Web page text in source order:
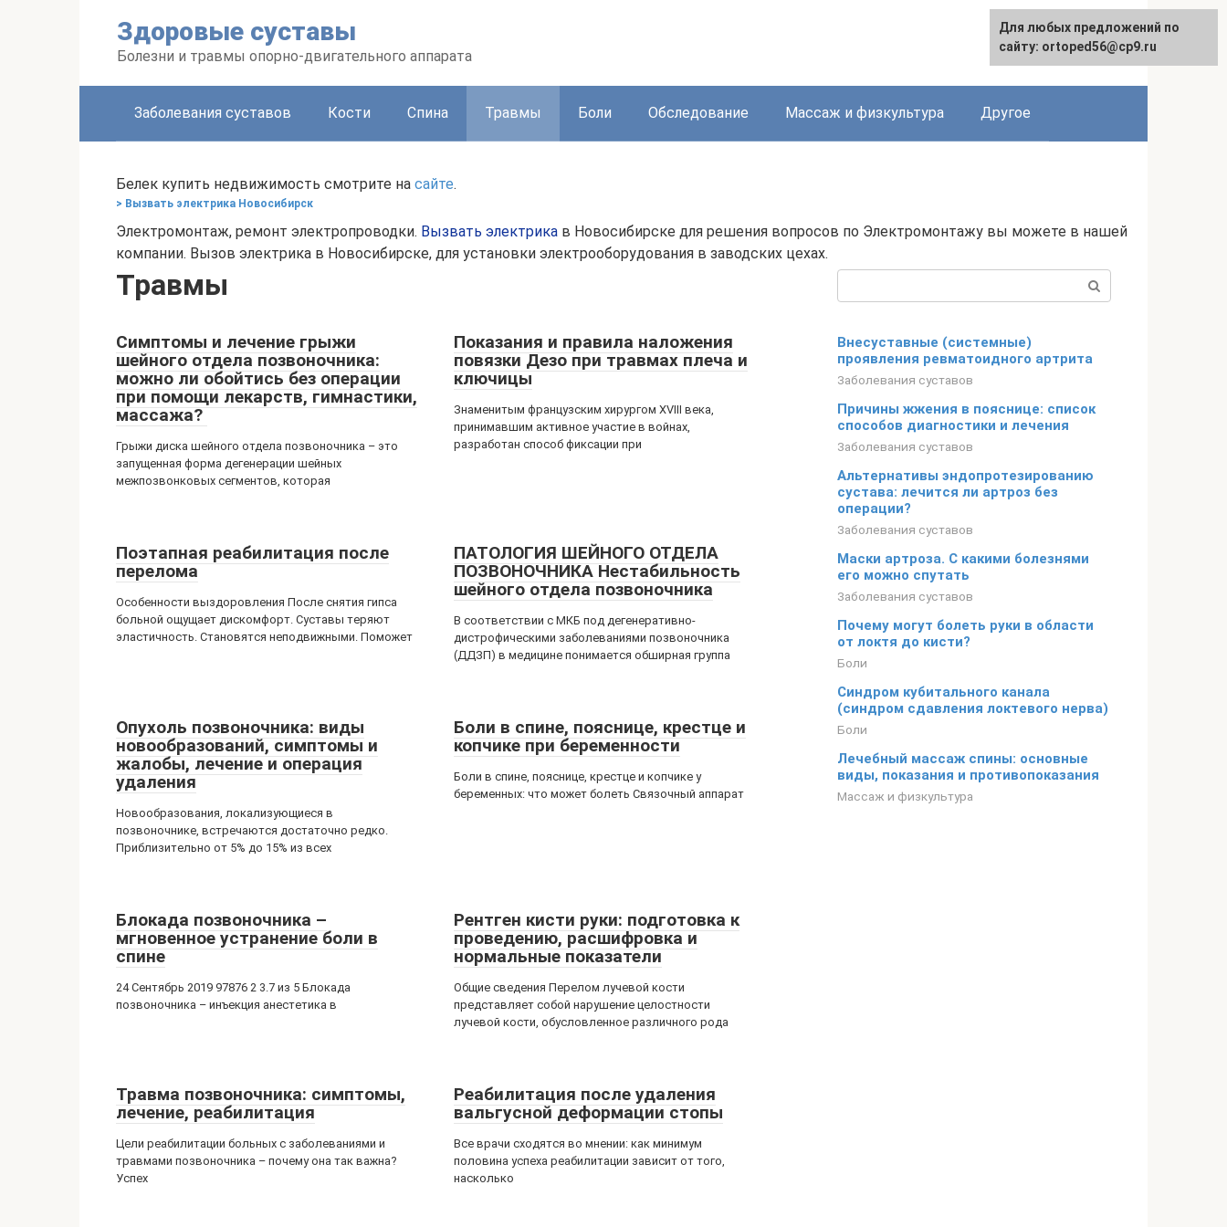
Здоровые суставы
Болезни и травмы опорно-двигательного аппарата
Заболевания суставов Кости Спина Травмы Боли Обследование Массаж и физкультура Другое
Белек купить недвижимость смотрите на сайте.
> Вызвать электрика Новосибирск
Электромонтаж, ремонт электропроводки. Вызвать электрика в Новосибирске для решения вопросов по Электромонтажу вы можете в нашей
компании. Вызов электрика в Новосибирске, для установки электрооборудования в заводских цехах.
Травмы
Симптомы и лечение грыжи
шейного отдела позвоночника:
можно ли обойтись без операции
при помощи лекарств, гимнастики,
массажа?
Грыжи диска шейного отдела позвоночника – это
запущенная форма дегенерации шейных
межпозвонковых сегментов, которая
Показания и правила наложения
повязки Дезо при травмах плеча и
ключицы
Знаменитым французским хирургом XVIII века,
принимавшим активное участие в войнах,
разработан способ фиксации при
Поэтапная реабилитация после
перелома
Особенности выздоровления После снятия гипса
больной ощущает дискомфорт. Суставы теряют
эластичность. Становятся неподвижными. Поможет
ПАТОЛОГИЯ ШЕЙНОГО ОТДЕЛА
ПОЗВОНОЧНИКА Нестабильность
шейного отдела позвоночника
В соответствии с МКБ под дегенеративно-
дистрофическими заболеваниями позвоночника
(ДДЗП) в медицине понимается обширная группа
Опухоль позвоночника: виды
новообразований, симптомы и
жалобы, лечение и операция
удаления
Новообразования, локализующиеся в
позвоночнике, встречаются достаточно редко.
Приблизительно от 5% до 15% из всех
Боли в спине, пояснице, крестце и
копчике при беременности
Боли в спине, пояснице, крестце и копчике у
беременных: что может болеть Связочный аппарат
Блокада позвоночника –
мгновенное устранение боли в
спине
24 Сентябрь 2019 97876 2 3.7 из 5 Блокада
позвоночника – инъекция анестетика в
Рентген кисти руки: подготовка к
проведению, расшифровка и
нормальные показатели
Общие сведения Перелом лучевой кости
представляет собой нарушение целостности
лучевой кости, обусловленное различного рода
Травма позвоночника: симптомы,
лечение, реабилитация
Цели реабилитации больных с заболеваниями и
травмами позвоночника – почему она так важна?
Успех
Реабилитация после удаления
вальгусной деформации стопы
Все врачи сходятся во мнении: как минимум
половина успеха реабилитации зависит от того,
насколько
Внесуставные (системные)
проявления ревматоидного артрита
Заболевания суставов
Причины жжения в пояснице: список
способов диагностики и лечения
Заболевания суставов
Альтернативы эндопротезированию
сустава: лечится ли артроз без
операции?
Заболевания суставов
Маски артроза. С какими болезнями
его можно спутать
Заболевания суставов
Почему могут болеть руки в области
от локтя до кисти?
Боли
Синдром кубитального канала
(синдром сдавления локтевого нерва)
Боли
Лечебный массаж спины: основные
виды, показания и противопоказания
Массаж и физкультура
Для любых предложений по
сайту: ortoped56@cp9.ru